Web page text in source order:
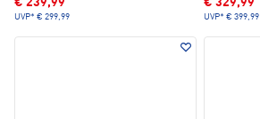
€ 239,99
UVP* € 299,99
€ 329,99
UVP* € 399,99